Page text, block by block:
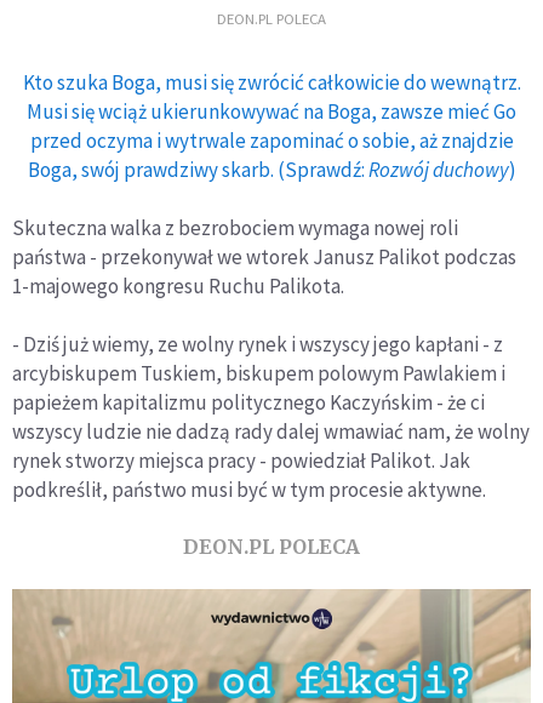
DEON.PL POLECA
Kto szuka Boga, musi się zwrócić całkowicie do wewnątrz.
Musi się wciąż ukierunkowywać na Boga, zawsze mieć Go
przed oczyma i wytrwale zapominać o sobie, aż znajdzie
Boga, swój prawdziwy skarb. (Sprawdź:Rozwój duchowy)
Skuteczna walka z bezrobociem wymaga nowej roli
państwa - przekonywał we wtorek Janusz Palikot podczas
1-majowego kongresu Ruchu Palikota.
- Dziś już wiemy, ze wolny rynek i wszyscy jego kapłani - z
arcybiskupem Tuskiem, biskupem polowym Pawlakiem i
papieżem kapitalizmu politycznego Kaczyńskim - że ci
wszyscy ludzie nie dadzą rady dalej wmawiać nam, że wolny
rynek stworzy miejsca pracy - powiedział Palikot. Jak
podkreślił, państwo musi być w tym procesie aktywne.
DEON.PL POLECA